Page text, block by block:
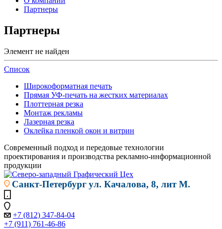
Партнеры
Партнеры
Элемент не найден
Список
Широкоформатная печать
Прямая УФ-печать на жестких материалах
Плоттерная резка
Монтаж рекламы
Лазерная резка
Оклейка пленкой окон и витрин
Современный подход и передовые технологии
проектирования и производства рекламно-информационной
продукции
Санкт-Петербургул. Качалова, 8, лит М.
+7 (812) 347-84-04
+7 (911) 761-46-86